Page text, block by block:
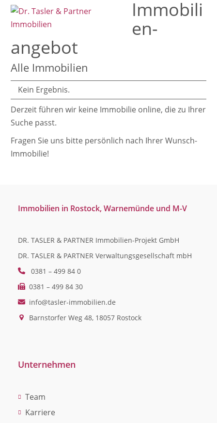
SkipOpen
mobile
menu
Close
mobile
menu
Immobili
en­
angebot
Alle Immobilien
Kein Ergebnis.
Derzeit führen wir keine Immobilie online, die zu Ihrer
Suche passt.
Fragen Sie uns bitte persönlich nach Ihrer Wunsch-
Immobilie!
Immobilien in Rostock, Warnemünde und M-V
DR. TASLER & PARTNER Immobilien-Projekt GmbH
DR. TASLER & PARTNER Verwaltungsgesellschaft mbH
0381 – 499 84 0
0381 – 499 84 30
info@tasler-immobilien.de
Barnstorfer Weg 48, 18057 Rostock
Unternehmen
Team
Karriere